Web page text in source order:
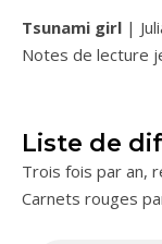
Tsunami girl |
Notes de lecture
Liste de
Trois fois par an,
Carnets rouges